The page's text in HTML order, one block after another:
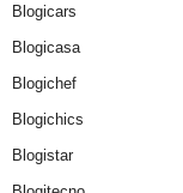
Blogicars
Blogicasa
Blogichef
Blogichics
Blogistar